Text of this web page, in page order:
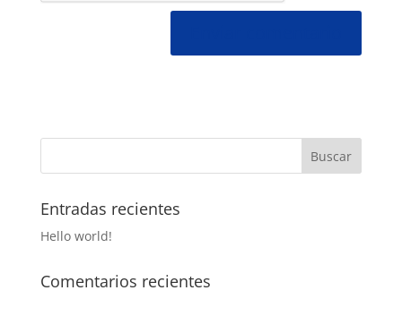
Entradas recientes
Hello world!
Comentarios recientes